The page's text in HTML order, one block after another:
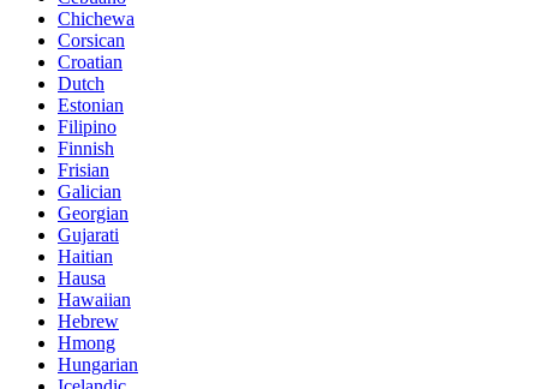
Chichewa
Corsican
Croatian
Dutch
Estonian
Filipino
Finnish
Frisian
Galician
Georgian
Gujarati
Haitian
Hausa
Hawaiian
Hebrew
Hmong
Hungarian